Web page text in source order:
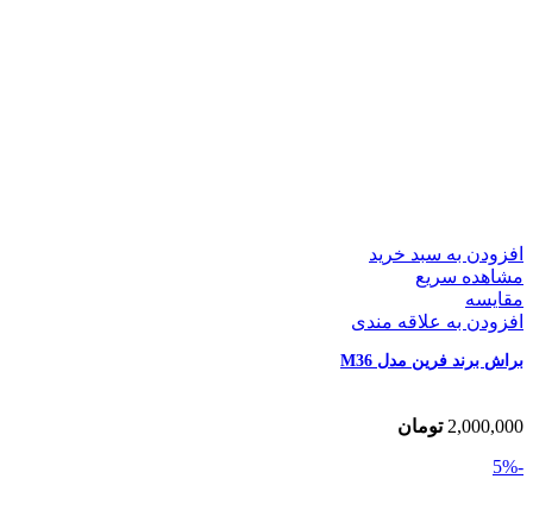
افزودن به سبد خرید
مشاهده سریع
مقایسه
افزودن به علاقه مندی
براش برند فرین مدل M36
2,000,000 تومان
-5%